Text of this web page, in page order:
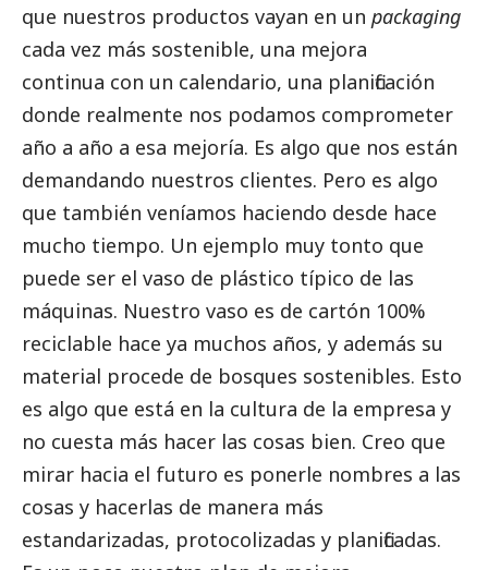
que nuestros productos vayan en un packaging
cada vez más sostenible, una mejora
continua con un calendario, una planificación
donde realmente nos podamos comprometer
año a año a esa mejoría. Es algo que nos están
demandando nuestros clientes. Pero es algo
que también veníamos haciendo desde hace
mucho tiempo. Un ejemplo muy tonto que
puede ser el vaso de plástico típico de las
máquinas. Nuestro vaso es de cartón 100%
reciclable hace ya muchos años, y además su
material procede de bosques sostenibles. Esto
es algo que está en la cultura de la empresa y
no cuesta más hacer las cosas bien. Creo que
mirar hacia el futuro es ponerle nombres a las
cosas y hacerlas de manera más
estandarizadas, protocolizadas y planificadas.